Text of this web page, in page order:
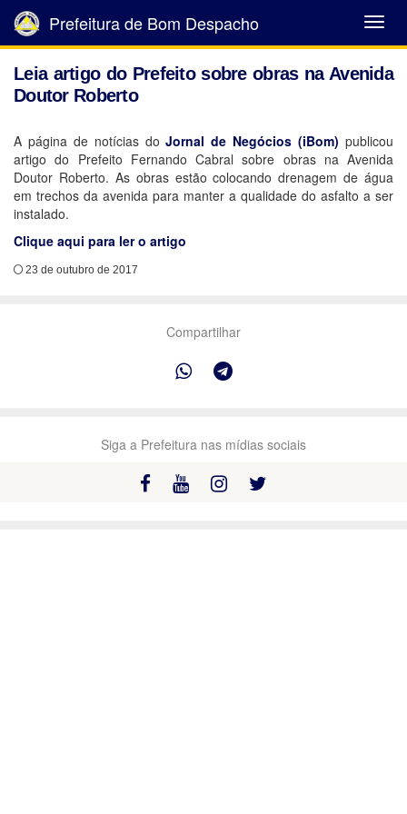
Abrir
Menu
Prefeitura de Bom Despacho
Leia artigo do Prefeito sobre obras na Avenida
Doutor Roberto
A página de notícias doJornal de Negócios (iBom) publicou
artigo do Prefeito Fernando Cabral sobre obras na Avenida
Doutor Roberto. As obras estão colocando drenagem de água
em trechos da avenida para manter a qualidade do asfalto a ser
instalado.
Clique aqui para ler o artigo
23 de outubro de 2017
Compartilhar
Siga a Prefeitura nas mídias sociais